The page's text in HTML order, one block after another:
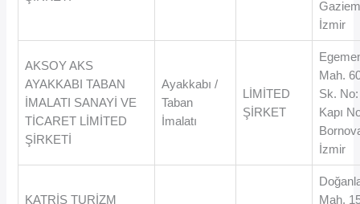
İzmir
AKSOY AKS
AYAKKABI TABAN
İMALATI SANAYİ VE
TİCARET LİMİTED
ŞİRKETİ
Ayakkabı /
Taban
İmalatı
LİMİTED
ŞİRKET
Mah.
Sk.
Kapı
İzmir
KATRİS TURİZM
Mah.